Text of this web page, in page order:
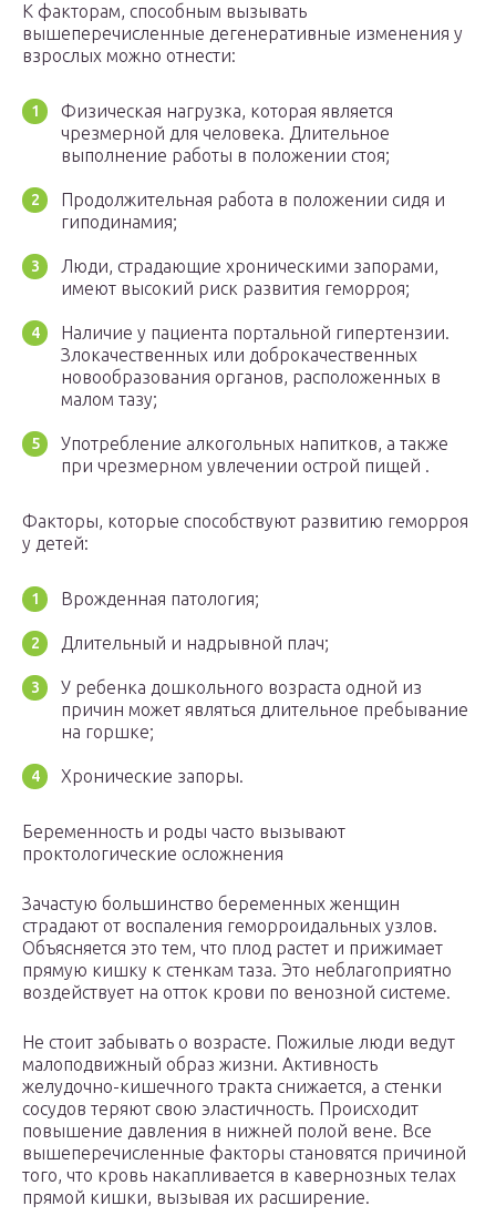
К факторам, способным вызывать
вышеперечисленные дегенеративные изменения у
взрослых можно отнести:
Физическая нагрузка, которая является
чрезмерной для человека. Длительное
выполнение работы в положении стоя;
Продолжительная работа в положении сидя и
гиподинамия;
Люди, страдающие хроническими запорами,
имеют высокий риск развития геморроя;
Наличие у пациента портальной гипертензии.
Злокачественных или доброкачественных
новообразования органов, расположенных в
малом тазу;
Употребление алкогольных напитков, а также
при чрезмерном увлечении острой пищей .
Факторы, которые способствуют развитию геморроя
у детей:
Врожденная патология;
Длительный и надрывной плач;
У ребенка дошкольного возраста одной из
причин может являться длительное пребывание
на горшке;
Хронические запоры.
Беременность и роды часто вызывают
проктологические осложнения
Зачастую большинство беременных женщин
страдают от воспаления геморроидальных узлов.
Объясняется это тем, что плод растет и прижимает
прямую кишку к стенкам таза. Это неблагоприятно
воздействует на отток крови по венозной системе.
Не стоит забывать о возрасте. Пожилые люди ведут
малоподвижный образ жизни. Активность
желудочно-кишечного тракта снижается, а стенки
сосудов теряют свою эластичность. Происходит
повышение давления в нижней полой вене. Все
вышеперечисленные факторы становятся причиной
того, что кровь накапливается в кавернозных телах
прямой кишки, вызывая их расширение.